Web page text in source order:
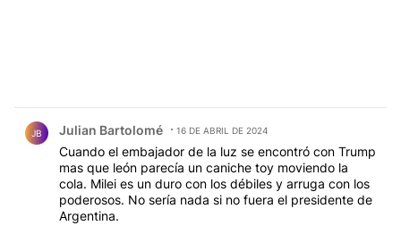
JB Julian Bartolomé 16 DE ABRIL DE 2024
Cuando el embajador de la luz se encontró con Trump
mas que león parecía un caniche toy moviendo la
cola. Milei es un duro con los débiles y arruga con los
poderosos. No sería nada si no fuera el presidente de
Argentina.